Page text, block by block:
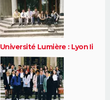
Université Lumière : Lyon Ii